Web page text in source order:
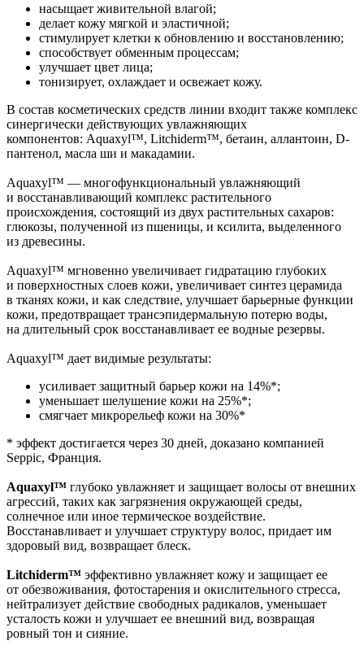
насыщает живительной влагой;
делает кожу мягкой и эластичной;
стимулирует клетки к обновлению и восстановлению;
способствует обменным процессам;
улучшает цвет лица;
тонизирует, охлаждает и освежает кожу.
В состав косметических средств линии входит также комплекс
синергически действующих увлажняющих
компонентов: Aquaxyl™, Litchiderm™, бетаин, аллантоин, D-
пантенол, масла ши и макадамии.
Aquaxyl™ — многофункциональный увлажняющий
и восстанавливающий комплекс растительного
происхождения, состоящий из двух растительных сахаров:
глюкозы, полученной из пшеницы, и ксилита, выделенного
из древесины.
Aquaxyl™ мгновенно увеличивает гидратацию глубоких
и поверхностных слоев кожи, увеличивает синтез церамида
в тканях кожи, и как следствие, улучшает барьерные функции
кожи, предотвращает трансэпидермальную потерю воды,
на длительный срок восстанавливает ее водные резервы.
Aquaxyl™ дает видимые результаты:
усиливает защитный барьер кожи на 14%*;
уменьшает шелушение кожи на 25%*;
смягчает микрорельеф кожи на 30%*
* эффект достигается через 30 дней, доказано компанией
Seppic, Франция.
Aquaxyl™ глубоко увлажняет и защищает волосы от внешних
агрессий, таких как загрязнения окружающей среды,
солнечное или иное термическое воздействие.
Восстанавливает и улучшает структуру волос, придает им
здоровый вид, возвращает блеск.
Litchiderm™ эффективно увлажняет кожу и защищает ее
от обезвоживания, фотостарения и окислительного стресса,
нейтрализует действие свободных радикалов, уменьшает
усталость кожи и улучшает ее внешний вид, возвращая
ровный тон и сияние.